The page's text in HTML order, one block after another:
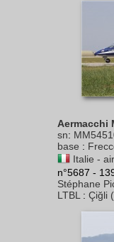
Aermacchi
sn:
base :
Italie -
n°5687 -
Stéphane
LTBL : Çiğli